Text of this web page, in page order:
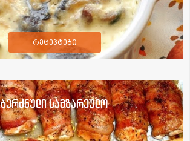
რეცეპტები
ბერძნული სამზარეულო